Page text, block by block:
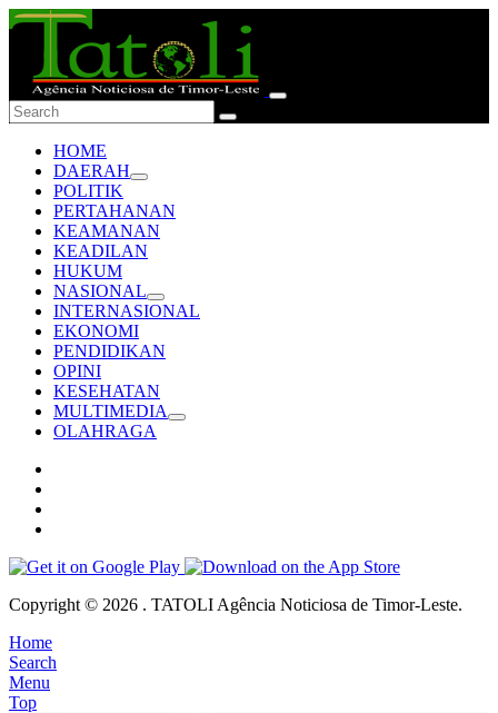
HOME
DAERAH
POLITIK
PERTAHANAN
KEAMANAN
KEADILAN
HUKUM
NASIONAL
INTERNASIONAL
EKONOMI
PENDIDIKAN
OPINI
KESEHATAN
MULTIMEDIA
OLAHRAGA
Copyright © 2026 . TATOLI Agência Noticiosa de Timor-Leste.
Home
Search
Menu
Top